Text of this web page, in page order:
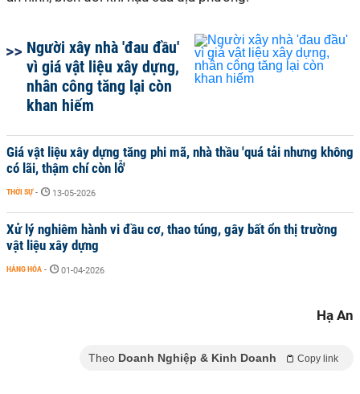
Người xây nhà 'đau đầu'
vì giá vật liệu xây dựng,
nhân công tăng lại còn
khan hiếm
Giá vật liệu xây dựng tăng phi mã, nhà thầu 'quá tải nhưng không
có lãi, thậm chí còn lỗ'
THỜI SỰ - 13-05-2026
Xử lý nghiêm hành vi đầu cơ, thao túng, gây bất ổn thị trường
vật liệu xây dựng
HÀNG HÓA - 01-04-2026
Hạ An
Theo Doanh Nghiệp & Kinh Doanh Copy link